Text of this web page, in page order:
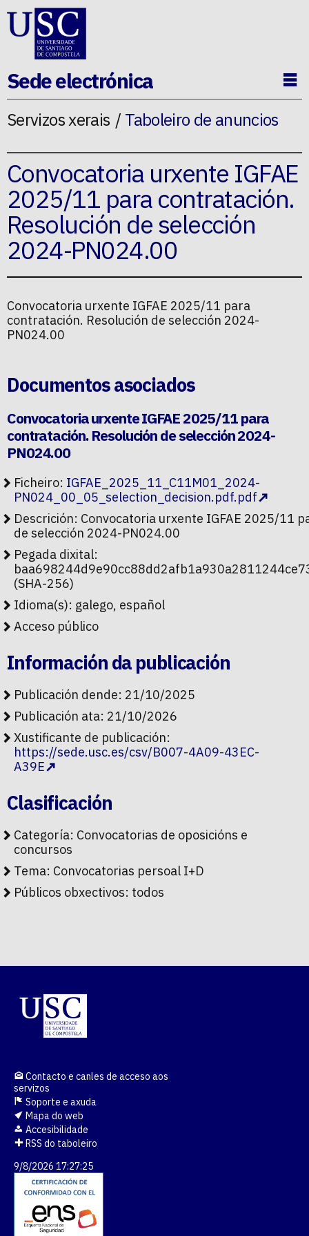
Ir ao contido da p�xina
Sede electrónica
Servizos xerais Taboleiro de anuncios
Convocatoria urxente IGFAE
2025/11 para contratación.
Resolución de selección
2024-PN024.00
Convocatoria urxente IGFAE 2025/11 para
contratación. Resolución de selección 2024-
PN024.00
Documentos asociados
Convocatoria urxente IGFAE 2025/11 para
contratación. Resolución de selección 2024-
PN024.00
Ficheiro: IGFAE_2025_11_C11M01_2024-
PN024_00_05_selection_decision.pdf.pdf
Descrición: Convocatoria urxente IGFAE 2025/11
de selección 2024-PN024.00
Pegada dixital:
(SHA-256)
Idioma(s): galego, español
Acceso público
Información da publicación
Publicación dende: 21/10/2025
Publicación ata: 21/10/2026
Xustificante de publicación:
https://sede.usc.es/csv/B007-4A09-43EC-
A39E
Clasificación
Categoría: Convocatorias de oposicións e
concursos
Tema: Convocatorias persoal I+D
Públicos obxectivos: todos
Contacto e canles de acceso aos
servizos
Soporte e axuda
Mapa do web
Accesibilidade
RSS do taboleiro
9/8/2026 17:27:26